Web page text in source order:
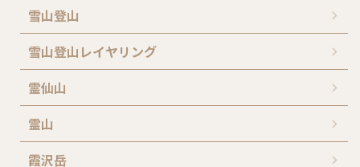
雪山登山
雪山登山レイヤリング
霊仙山
霊山
霞沢岳